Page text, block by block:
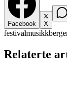
Facebook X
festivalmusikk
Relaterte